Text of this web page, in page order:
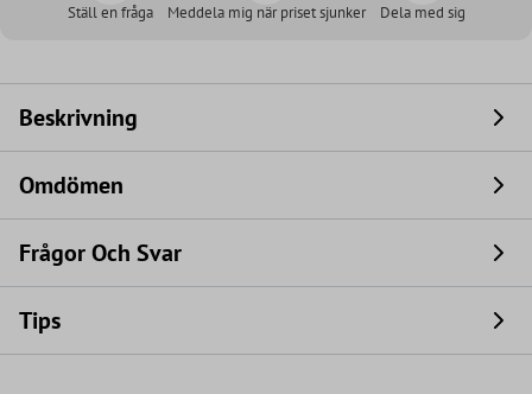
Ställ en fråga Meddela mig när priset sjunker Dela med sig
Beskrivning
Omdömen
Frågor Och Svar
Tips